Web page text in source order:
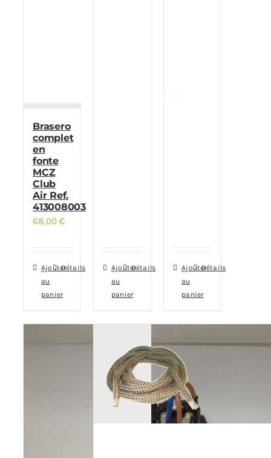
Brasero
complet
en
fonte
MCZ
Club
Air Ref.
413008003
68,00€
Ajouter
au
panier
Détails
Ajouter
au
panier
Détails
Ajouter
au
panier
Détails